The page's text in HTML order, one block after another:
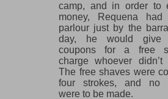
camp, and in order to
money, Requena
parlour just by the
day, he would give
coupons for a free
charge whoever didn’t
The free shaves were
four strokes, and no
were to be made.